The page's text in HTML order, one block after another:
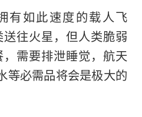
有如此速度的载人飞
往火星，但人类脆弱
需要排泄睡觉，航天
等必需品将会是极大的